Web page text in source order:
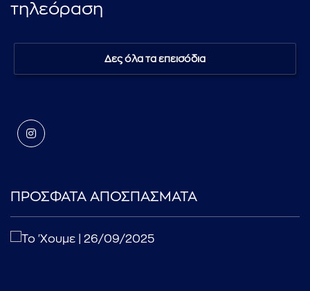
τηλεόραση
Δες όλα τα επεισόδια
ΠΡΟΣΦΑΤΑ ΑΠΟΣΠΑΣΜΑΤΑ